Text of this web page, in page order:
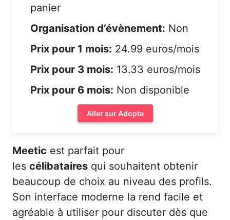
panier
Organisation d’évènement: Non
Prix pour 1 mois: 24.99 euros/mois
Prix pour 3 mois: 13.33 euros/mois
Prix pour 6 mois: Non disponible
Aller sur Adopte
Meetic est parfait pour
les célibataires qui souhaitent obtenir
beaucoup de choix au niveau des profils.
Son interface moderne la rend facile et
agréable à utiliser pour discuter dès que